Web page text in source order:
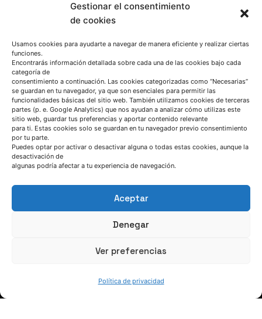
Gestionar el consentimiento
de cookies
Usamos cookies para ayudarte a navegar de manera eficiente y realizar ciertas
funciones.
Encontrarás información detallada sobre cada una de las cookies bajo cada
categoría de
consentimiento a continuación. Las cookies categorizadas como “Necesarias”
se guardan en tu navegador, ya que son esenciales para permitir las
funcionalidades básicas del sitio web. También utilizamos cookies de terceras
partes (p. e. Google Analytics) que nos ayudan a analizar cómo utilizas este
sitio web, guardar tus preferencias y aportar contenido relevante
para ti. Estas cookies solo se guardan en tu navegador previo consentimiento
por tu parte.
Puedes optar por activar o desactivar alguna o todas estas cookies, aunque la
desactivación de
algunas podría afectar a tu experiencia de navegación.
Aceptar
Denegar
Ver preferencias
Política de privacidad
CAESAR demuestra que las chatarras de
acero de baja calidad pueden convertirse
en una materia prima estratégica para la
siderurgia europea
CAESAR project
Read More